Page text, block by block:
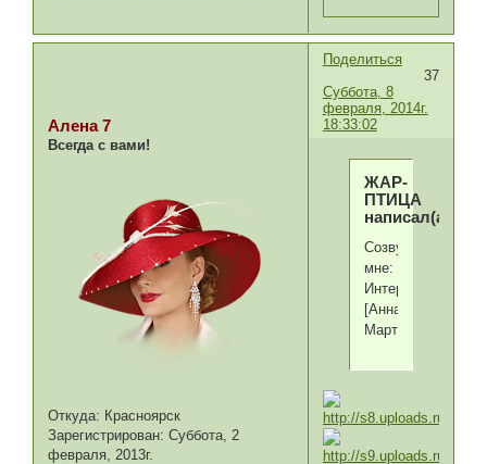
Поделиться
37
Суббота, 8
февраля, 2014г.
18:33:02
Алена 7
Всегда с вами!
Откуда: Красноярск
Зарегистрирован: Суббота, 2
февраля, 2013г.
ЖАР-
ПТИЦА
написал(а):
Созвучно
мне:
Интернет
[Анна
Март]